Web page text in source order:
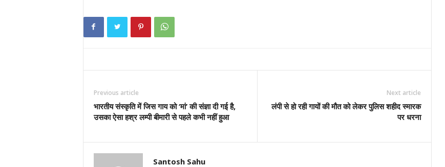
Previous article
भारतीय संस्कृति में जिस गाय को ‘मां’ की संज्ञा दी गई है,
उसका ऐसा हश्र लम्पी बीमारी से पहले कभी नहीं हुआ
Next article
लंपी से हो रही गायों की मौत को लेकर पुलिस शहीद स्मारक
पर धरना
Santosh Sahu